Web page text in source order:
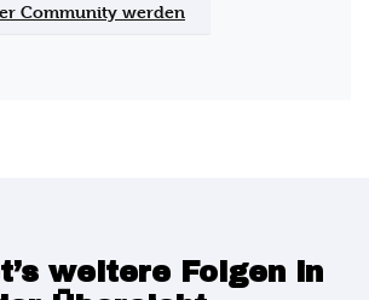
Community werden
weitere Folgen in